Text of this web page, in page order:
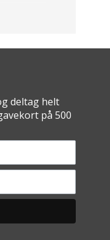
deltag helt
på 500